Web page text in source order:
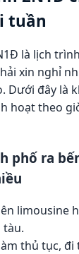
tuần
là lịch
xin nghỉ
Dưới đây là
hoạt theo
phố ra
limousine
tàu.
thủ tục,